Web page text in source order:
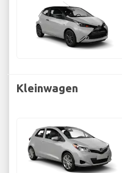
Kleinwagen